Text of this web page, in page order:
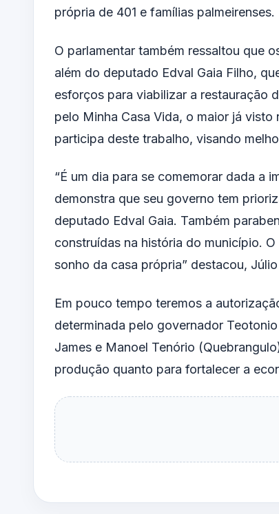
própria de 401 e famílias palmeirenses.
O parlamentar também ressaltou que
além do deputado Edval Gaia Filho,
esforços para viabilizar a restauração
pelo Minha Casa Vida, o maior já
participa deste trabalho, visando
“É um dia para se comemorar dada a
demonstra que seu governo tem
deputado Edval Gaia. Também
construídas na história do município.
sonho da casa própria” destacou, Júlio
Em pouco tempo teremos a
determinada pelo governador
James e Manoel Tenório
produção quanto para fortalecer a